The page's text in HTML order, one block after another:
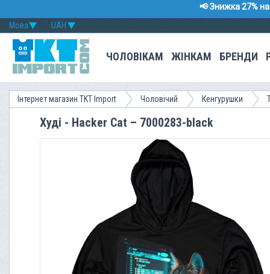
📢 Знижка 27%
UAH
Мова
ЧОЛОВІКАМ ЖІНКАМ БРЕНДИ
Інтернет магазин TKT Import Чоловічий Кенгурушки
Худі - Hacker Cat – 7000283-black